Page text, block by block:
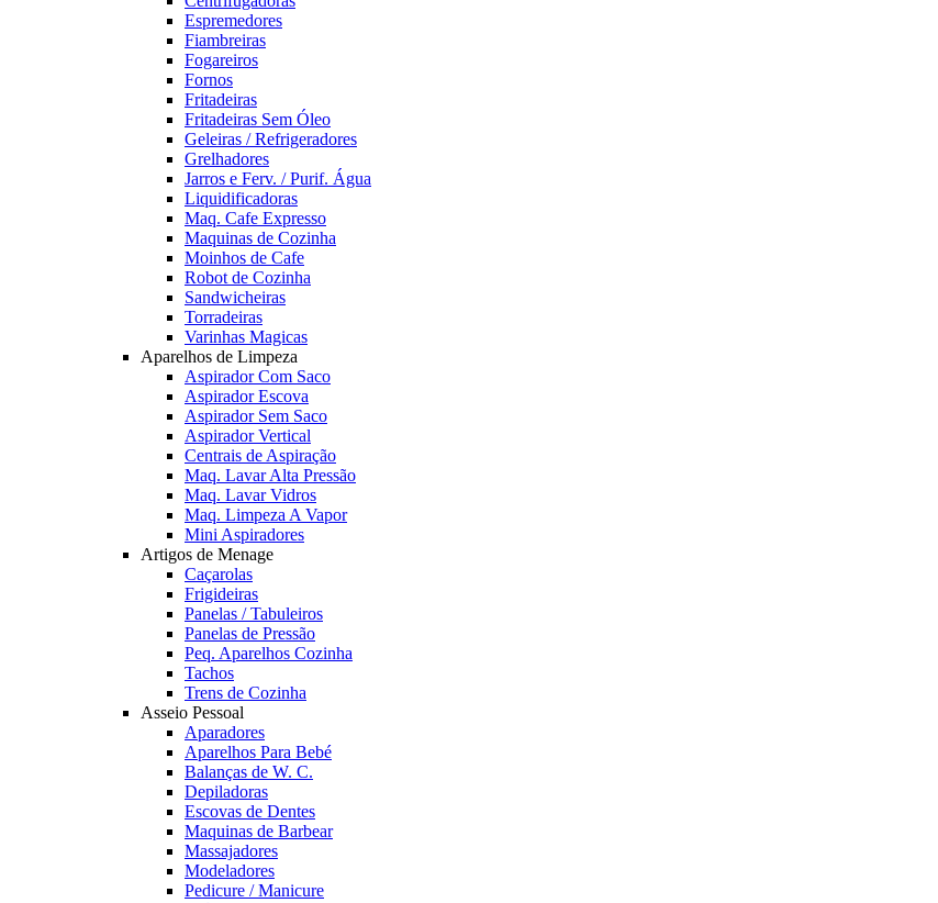
Espremedores
Fiambreiras
Fogareiros
Fornos
Fritadeiras
Fritadeiras Sem Óleo
Geleiras / Refrigeradores
Grelhadores
Jarros e Ferv. / Purif. Água
Liquidificadoras
Maq. Cafe Expresso
Maquinas de Cozinha
Moinhos de Cafe
Robot de Cozinha
Sandwicheiras
Torradeiras
Varinhas Magicas
Aparelhos de Limpeza
Aspirador Com Saco
Aspirador Escova
Aspirador Sem Saco
Aspirador Vertical
Centrais de Aspiração
Maq. Lavar Alta Pressão
Maq. Lavar Vidros
Maq. Limpeza A Vapor
Mini Aspiradores
Artigos de Menage
Caçarolas
Frigideiras
Panelas / Tabuleiros
Panelas de Pressão
Peq. Aparelhos Cozinha
Tachos
Trens de Cozinha
Asseio Pessoal
Aparadores
Aparelhos Para Bebé
Balanças de W. C.
Depiladoras
Escovas de Dentes
Maquinas de Barbear
Massajadores
Modeladores
Pedicure / Manicure